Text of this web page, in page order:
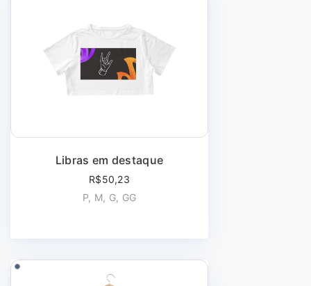
Libras em destaque
R$50,23
P, M, G, GG